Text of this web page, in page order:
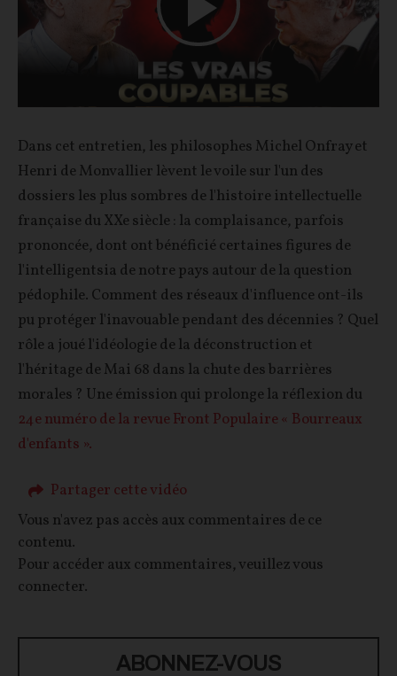
Play
Video
Dans cet entretien, les philosophes Michel Onfray et
Henri de Monvallier lèvent le voile sur l'un des
dossiers les plus sombres de l'histoire intellectuelle
française du XXe siècle : la complaisance, parfois
prononcée, dont ont bénéficié certaines figures de
l'intelligentsia de notre pays autour de la question
pédophile. Comment des réseaux d'influence ont-ils
pu protéger l'inavouable pendant des décennies ? Quel
rôle a joué l'idéologie de la déconstruction et
l'héritage de Mai 68 dans la chute des barrières
morales ? Une émission qui prolonge la réflexion du
24e numéro de la revue Front Populaire « Bourreaux
d'enfants ».
Partager cette vidéo
Vous n'avez pas accès aux commentaires de ce
contenu.
Pour accéder aux commentaires, veuillez vous
connecter.
ABONNEZ-VOUS